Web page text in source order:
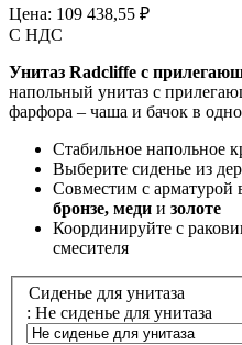
Цена: 109 438,55 ₽
С НДС
Унитаз Radcliffe с
напольный унитаз с
фарфора – чаша и бачок в
Стабильное напольное
Выберите сиденье из
Совместим с арматурой
бронзе, меди и золоте
Координируйте с
смесителя
Сиденье для унитаза
: Не сиденье для унитаза